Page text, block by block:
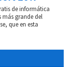
de informática
más grande del
que en esta